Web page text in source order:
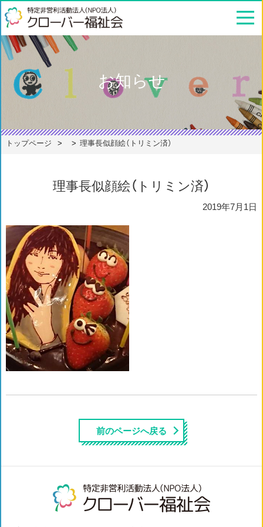
お知らせ
トップページ 理事長似顔絵（トリミン済）
理事長似顔絵（トリミン済）
2019年7月1日
前のページへ戻る